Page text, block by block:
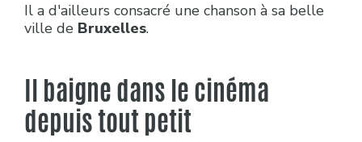
Il a d'ailleurs consacré une chanson à sa belle
ville de Bruxelles.
Il baigne dans le cinéma
depuis tout petit